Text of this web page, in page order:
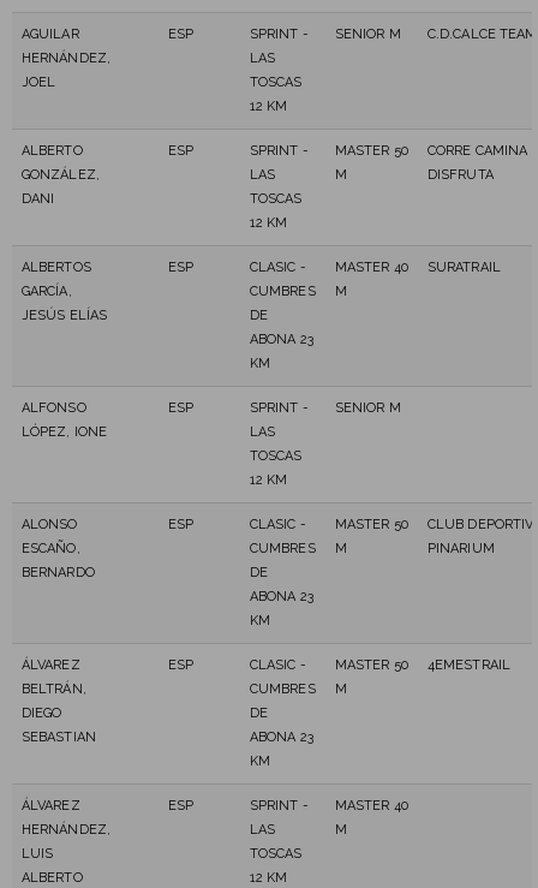
AGUILAR
HERNÁNDEZ,
JOEL
ESP
SPRINT -
LAS
TOSCAS
12 KM
SENIOR M C.D.CALCE
ALBERTO
GONZÁLEZ,
DANI
ESP
SPRINT -
LAS
TOSCAS
12 KM
MASTER 50
M
CORRE CAMINA
DISFRUTA
ALBERTOS
GARCÍA,
JESÚS ELÍAS
ESP
CLASIC -
CUMBRES
DE
ABONA 23
KM
MASTER 40
M
SURATRAIL
ALFONSO
LÓPEZ, IONE
ESP
SPRINT -
LAS
TOSCAS
12 KM
SENIOR M
ALONSO
ESCAÑO,
BERNARDO
ESP
CLASIC -
CUMBRES
DE
ABONA 23
KM
MASTER 50
M
CLUB
PINARIUM
ÁLVAREZ
BELTRÁN,
DIEGO
SEBASTIAN
ESP
CLASIC -
CUMBRES
DE
ABONA 23
KM
MASTER 50
M
4EMESTRAIL
ÁLVAREZ
HERNÁNDEZ,
LUIS
ALBERTO
ESP
SPRINT -
LAS
TOSCAS
12 KM
MASTER 40
M